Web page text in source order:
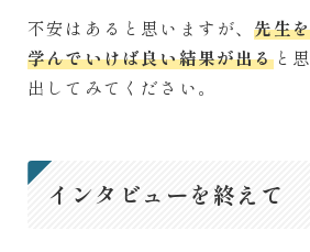
不安はあると思いますが、先生
学んでいけば良い結果が出ると
出してみてください。
インタビューを終えて